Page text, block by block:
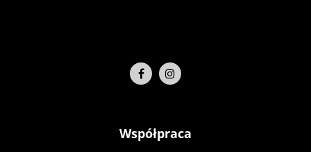
Współpraca